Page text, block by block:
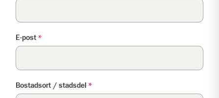
E-post *
Bostadsort / stadsdel *